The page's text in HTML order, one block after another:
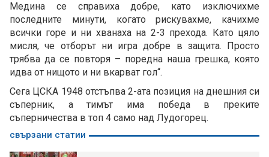
Медина се справиха добре, като изключихме
последните минути, когато рискувахме, качихме
всички горе и ни хванаха на 2-3 прехода. Като цяло
мисля, че отборът ни игра добре в защита. Просто
трябва да се повторя – поредна наша грешка, която
идва от нищото и ни вкарват гол“.
Сега ЦСКА 1948 отстъпва 2-ата позиция на днешния си
съперник, а тимът има победа в преките
съперничества в топ 4 само над Лудогорец.
свързани статии